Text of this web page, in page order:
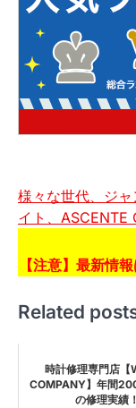
様々な世代、ジ
イト、ASCENTE
【注意】最新情
Related
時計修理専門店【
COMPANY】年間
の修理実績！